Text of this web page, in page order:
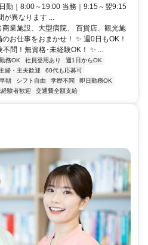
勤｜8:00～19:00 当務｜9:15～翌9:15
異なります ...
業施設、大型病院、 百貨店、観光施
お仕事をおまかせ！ ✨ 週0日もOK！
問！無資格･未経験OK！ ✨ ...
務OK 社員登用あり
週1日からOK
主婦・主夫歓迎
60代も応募可
早朝 シフト自由 学歴不問
即日勤務OK
経験者歓迎 交通費全額支給